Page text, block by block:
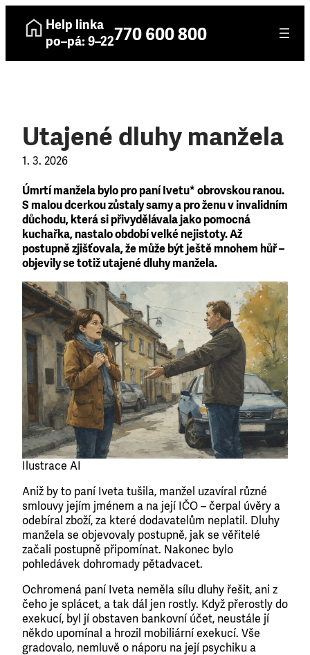
Help linka
po–pá: 9–22770 600 800
Utajené dluhy manžela
1. 3. 2026
Úmrtí manžela bylo pro paní Ivetu* obrovskou ranou.
S malou dcerkou zůstaly samy a pro ženu v invalidním
důchodu, která si přivydělávala jako pomocná
kuchařka, nastalo období velké nejistoty. Až
postupně zjišťovala, že může být ještě mnohem hůř –
objevily se totiž utajené dluhy manžela.
Ilustrace AI
Aniž by to paní Iveta tušila, manžel uzavíral různé
smlouvy jejím jménem a na její IČO – čerpal úvěry a
odebíral zboží, za které dodavatelům neplatil. Dluhy
manžela se objevovaly postupně, jak se věřitelé
začali postupně připomínat. Nakonec bylo
pohledávek dohromady pětadvacet.
Ochromená paní Iveta neměla sílu dluhy řešit, ani z
čeho je splácet, a tak dál jen rostly. Když přerostly do
exekucí, byl jí obstaven bankovní účet, neustále jí
někdo upomínal a hrozil mobiliární exekucí. Vše
gradovalo, nemluvě o náporu na její psychiku a